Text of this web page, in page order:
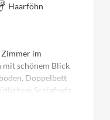
Haarföhn
Zimmer im
mit schönem Blick
Doppelbett
Schlafsofa,
Minibar,